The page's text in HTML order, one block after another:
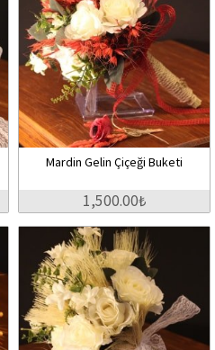
Mardin Gelin Çiçeği Buketi
1,500.00₺